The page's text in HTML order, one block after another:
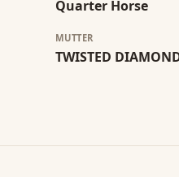
Quarter Horse
MUTTER
TWISTED